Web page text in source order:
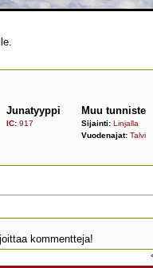
Junatyyppi
IC: 917
Muu tunniste
Sijainti: Linjalla
Vuodenajat: Talvi
kommentteja!